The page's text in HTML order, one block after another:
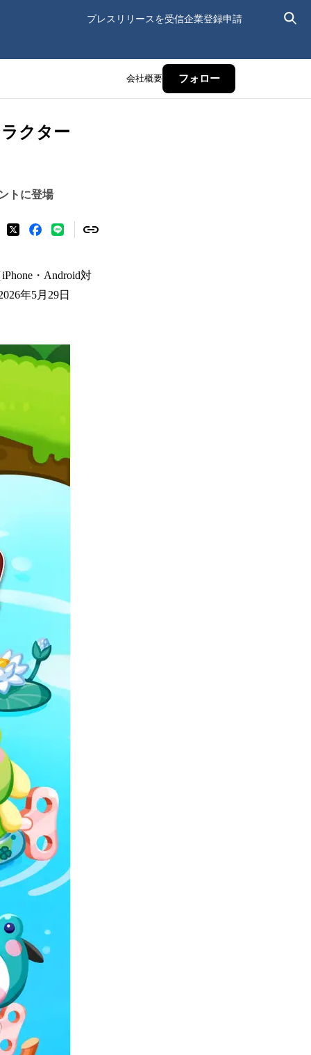
プレスリリースを受信企業登録申請
会社概要 フォロー
クター
トに登場
・Android対
年5月29日